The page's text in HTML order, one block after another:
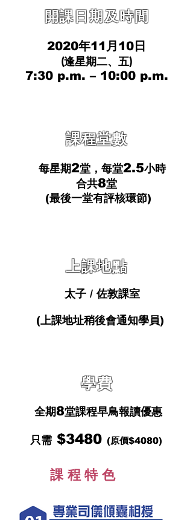
​開課日期及時間
2020年11月10日
(逢星期二、五)
7:30 p.m. – 10:00 p.m.
課程堂數
每星期2堂，每堂2.5小時
合共8堂
(最後一堂有評核環節)
上課地點
太子 / 佐敦課室
(上課地址稍後會通知學員)
學費
全期8堂課程早鳥報讀優惠
只需 $3480 (原價$4080)
課程特色